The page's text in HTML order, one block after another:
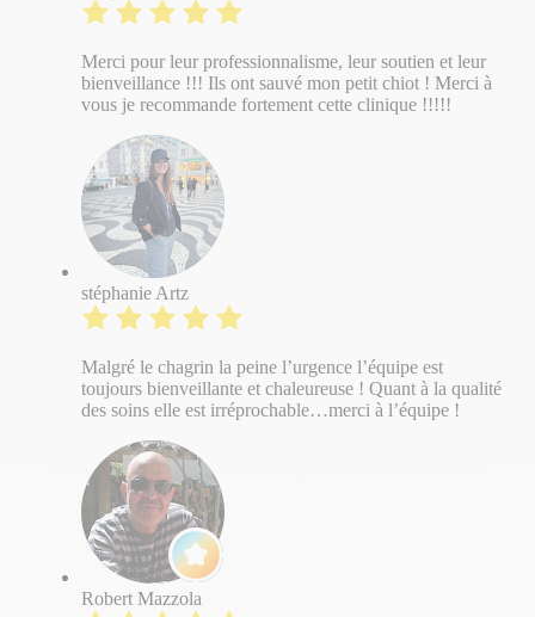
Merci pour leur professionnalisme, leur soutien et leur
bienveillance !!! Ils ont sauvé mon petit chiot ! Merci à
vous je recommande fortement cette clinique !!!!!
stéphanie Artz
Malgré le chagrin la peine l’urgence l’équipe est
toujours bienveillante et chaleureuse ! Quant à la qualité
des soins elle est irréprochable…merci à l’équipe !
Robert Mazzola